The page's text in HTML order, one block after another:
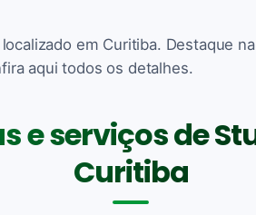
em Curitiba. Destaque
aqui todos os detalhes.
e serviços de
Curitiba